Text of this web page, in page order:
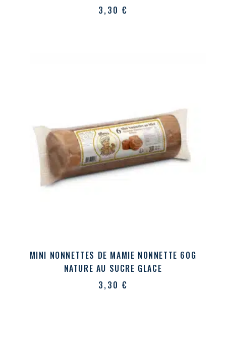
3,30 €
MINI NONNETTES DE MAMIE NONNETTE 60G
NATURE AU SUCRE GLACE
3,30 €